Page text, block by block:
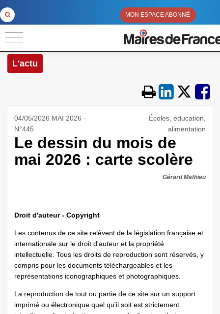
MON ESPACE ABONNÉ
L'actu
04/05/2026 MAI 2026 -
N°445
Écoles, éducation,
alimentation
Le dessin du mois de
mai 2026 : carte scolère
Gérard Mathieu
Droit d'auteur - Copyright
Les contenus de ce site relèvent de la législation française et
internationale sur le droit d'auteur et la propriété
intellectuelle. Tous les droits de reproduction sont réservés, y
compris pour les documents téléchargeables et les
représentations iconographiques et photographiques.
La reproduction de tout ou partie de ce site sur un support
imprimé ou électronique quel qu'il soit est strictement